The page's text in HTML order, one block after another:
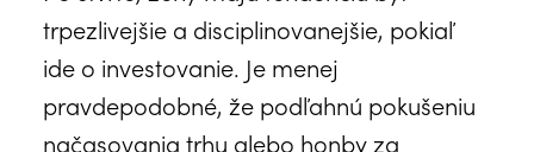
trpezlivejšie a disciplinovanejšie, pokiaľ
ide o investovanie. Je menej
pravdepodobné, že podľahnú pokušeniu
načasovania trhu alebo honby za